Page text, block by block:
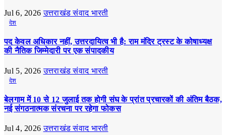
Jul 6, 2026उत्तराखंड संवाद भारती
देश
पद केवल अधिकार नहीं, उत्तरदायित्व भी है: राम मंदिर ट्रस्ट के कोषाध्यक्ष
की नैतिक जिम्मेदारी पर एक संपादकीय
Jul 5, 2026उत्तराखंड संवाद भारती
देश
बेलगाम में 10 से 12 जुलाई तक होगी संघ के प्रांत प्रचारकों की अंतिम बैठक,
नई संगठनात्मक संरचना पर रहेगा फोकस
Jul 4, 2026उत्तराखंड संवाद भारती